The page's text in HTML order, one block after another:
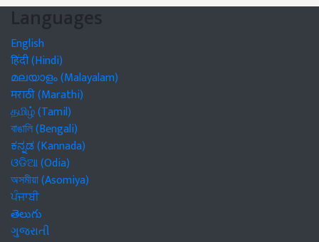
Languages
English
हिंदी (Hindi)
മലയാളം (Malayalam)
मराठी (Marathi)
தமிழ் (Tamil)
বাঙালি (Bengali)
ಕನ್ನಡ (Kannada)
ଓଡିଆ (Odia)
অসমীয়া (Asomiya)
ਪੰਜਾਬੀ
తెలుగు
ગુજરાતી